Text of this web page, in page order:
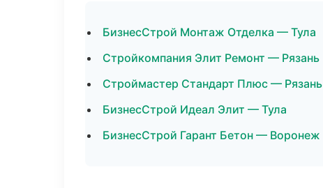
БизнесСтрой Монтаж Отделка — Тула
Стройкомпания Элит Ремонт — Рязань
Строймастер Стандарт Плюс — Рязань
БизнесСтрой Идеал Элит — Тула
БизнесСтрой Гарант Бетон — Воронеж